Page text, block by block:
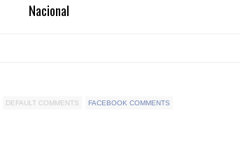
Nacional
DEFAULT COMMENTS FACEBOOK COMMENTS